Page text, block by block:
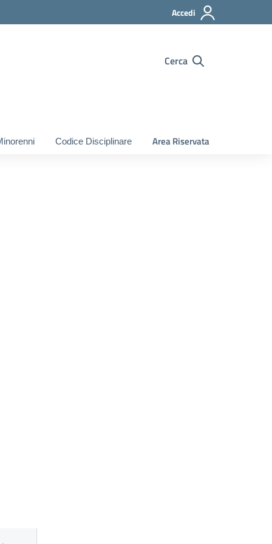
Accedi
Cerca
Codice Disciplinare Area Riservata